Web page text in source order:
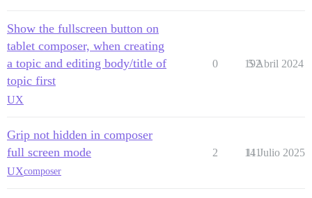
Show the fullscreen button on
tablet composer, when creating
a topic and editing body/title of
topic first
UX
0 192
5 Abril 2024
Grip not hidden in composer
full screen mode
UXcomposer
2 141
11 Julio 2025